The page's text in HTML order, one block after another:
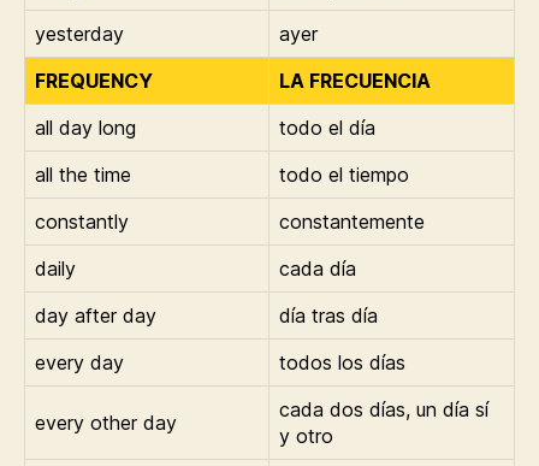
yesterday
ayer
FREQUENCY
LA FRECUENCIA
all day long
todo el día
all the time
todo el tiempo
constantly
constantemente
daily
cada día
day after day
día tras día
every day
todos los días
every other day
cada dos días, un día sí
y otro